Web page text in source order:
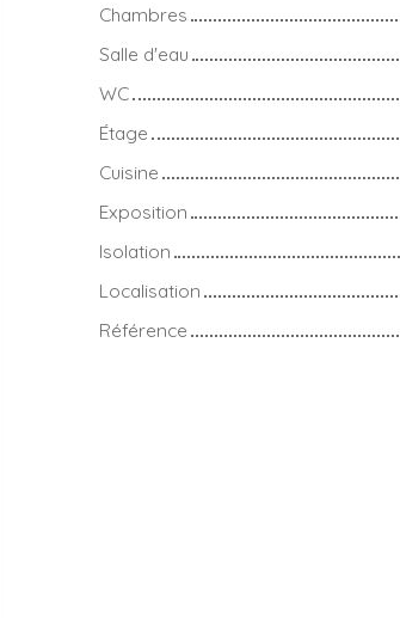
Chambres
Salle d'eau
WC
Étage
Cuisine
Exposition
Isolation
Localisation
Référence